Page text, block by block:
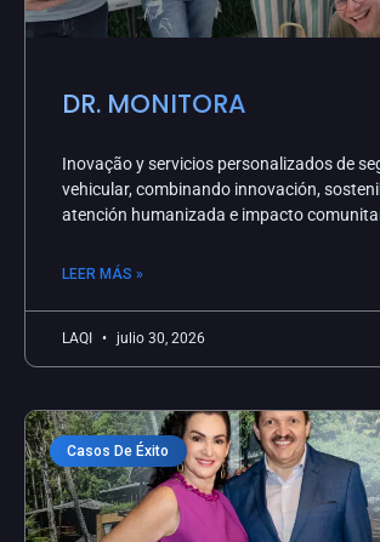
DR. MONITORA
Inovação y servicios personalizados de
vehicular, combinando innovación,
atención humanizada e impacto
LEER MÁS »
LAQI julio 30, 2026
Casos De Éxito